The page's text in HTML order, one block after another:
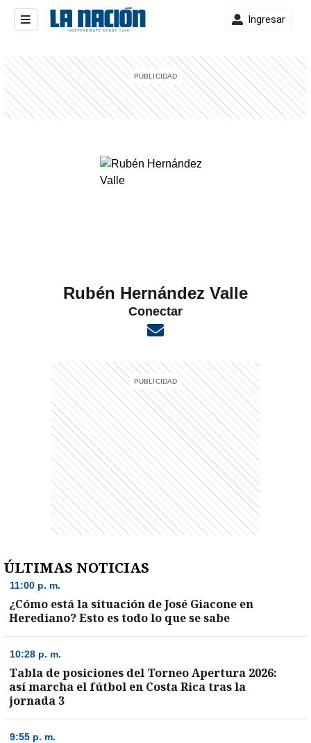
Ingresar
Rubén Hernández Valle
Conectar
ÚLTIMAS NOTICIAS
11:00 p. m.
¿Cómo está la situación de José Giacone en
Herediano? Esto es todo lo que se sabe
10:28 p. m.
Tabla de posiciones del Torneo Apertura 2026:
así marcha el fútbol en Costa Rica tras la
jornada 3
9:55 p. m.